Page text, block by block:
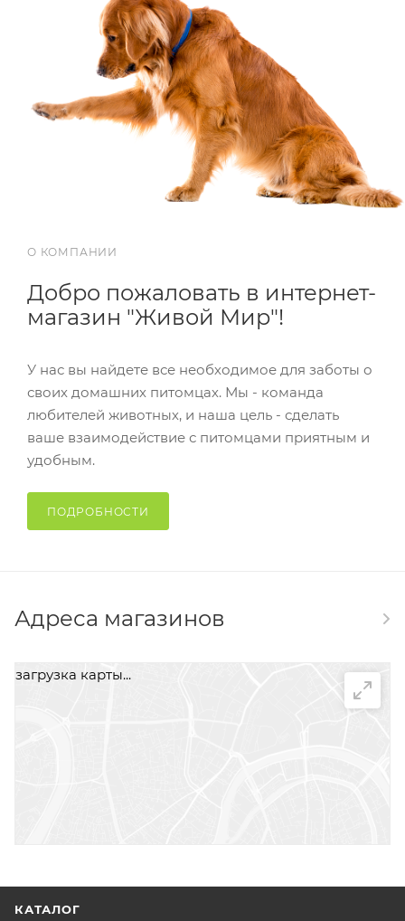
О КОМПАНИИ
Добро пожаловать в интернет-
магазин "Живой Мир"!
У нас вы найдете все необходимое для заботы о
своих домашних питомцах. Мы - команда
любителей животных, и наша цель - сделать
ваше взаимодействие с питомцами приятным и
удобным.
ПОДРОБНОСТИ
Адреса магазинов
загрузка карты...
КАТАЛОГ